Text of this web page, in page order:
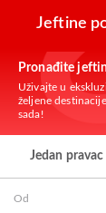
Jeftine
Pronađite
Uživajte u
željene
sada!
Jedan pravac
Od